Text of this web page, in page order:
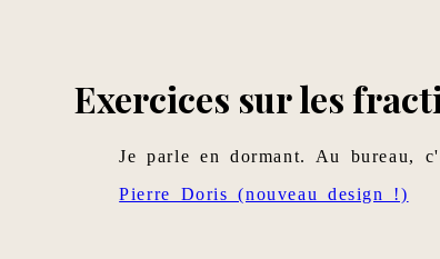
Exercices sur les
Je parle en dormant. Au bureau,
Pierre Doris (nouveau design !)